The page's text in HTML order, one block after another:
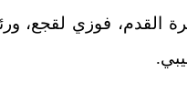
القدم، فوزي لقجع،